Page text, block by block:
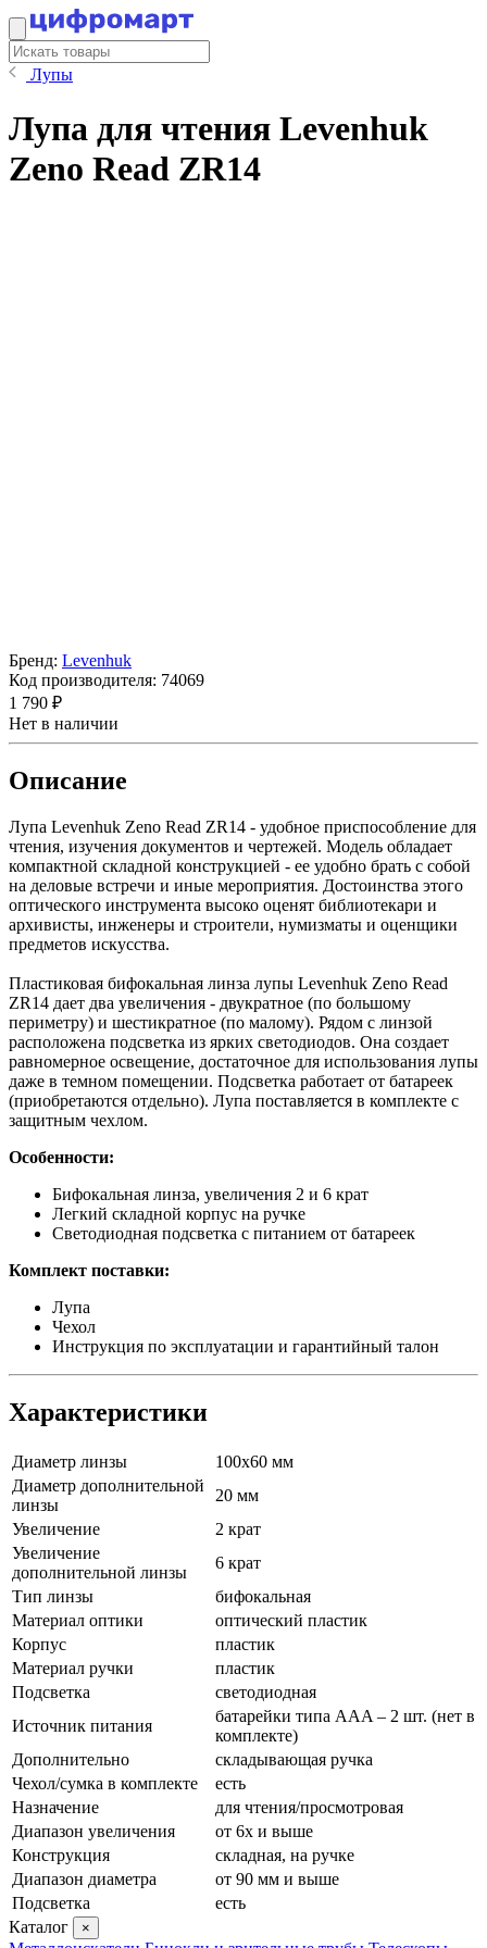
Лупы
Лупа для чтения Levenhuk
Zeno Read ZR14
Бренд: Levenhuk
Код производителя: 74069
1 790 ₽
Нет в наличии
Описание
Лупа Levenhuk Zeno Read ZR14 - удобное приспособление для
чтения, изучения документов и чертежей. Модель обладает
компактной складной конструкцией - ее удобно брать с собой
на деловые встречи и иные мероприятия. Достоинства этого
оптического инструмента высоко оценят библиотекари и
архивисты, инженеры и строители, нумизматы и оценщики
предметов искусства.
Пластиковая бифокальная линза лупы Levenhuk Zeno Read
ZR14 дает два увеличения - двукратное (по большому
периметру) и шестикратное (по малому). Рядом с линзой
расположена подсветка из ярких светодиодов. Она создает
равномерное освещение, достаточное для использования лупы
даже в темном помещении. Подсветка работает от батареек
(приобретаются отдельно). Лупа поставляется в комплекте с
защитным чехлом.
Особенности:
Бифокальная линза, увеличения 2 и 6 крат
Легкий складной корпус на ручке
Светодиодная подсветка с питанием от батареек
Комплект поставки:
Лупа
Чехол
Инструкция по эксплуатации и гарантийный талон
Характеристики
Диаметр линзы
100х60 мм
Диаметр дополнительной
линзы
20 мм
Увеличение
2 крат
Увеличение
дополнительной линзы
6 крат
Тип линзы
бифокальная
Материал оптики
оптический пластик
Корпус
пластик
Материал ручки
пластик
Подсветка
светодиодная
Источник питания
батарейки типа AАA – 2 шт. (нет в
комплекте)
Дополнительно
складывающая ручка
Чехол/сумка в комплекте
есть
Назначение
для чтения/просмотровая
Диапазон увеличения
от 6х и выше
Конструкция
складная, на ручке
Диапазон диаметра
от 90 мм и выше
Подсветка
есть
Каталог
×